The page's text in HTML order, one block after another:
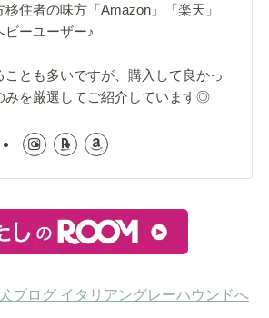
住者の味方「Amazon」「楽天」
ビーユーザー♪
ことも多いですが、購入して良かっ
みを厳選してご紹介しています◎